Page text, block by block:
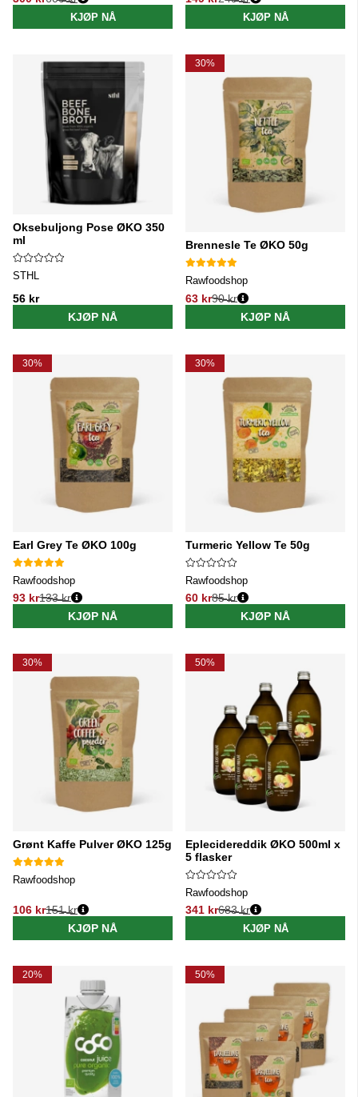
Vanlig pris:
KJØP NÅ
Vanlig pris:
KJØP NÅ
Oksebuljong Pose ØKO 350
ml
STHL
56 kr
KJØP NÅ
30%
Brennesle Te ØKO 50g
Rawfoodshop
63 kr
Vanlig pris:
90 kr
KJØP NÅ
30%
Earl Grey Te ØKO 100g
Rawfoodshop
93 kr
Vanlig pris:
133 kr
KJØP NÅ
30%
Turmeric Yellow Te 50g
Rawfoodshop
60 kr
Vanlig pris:
85 kr
KJØP NÅ
30%
Grønt Kaffe Pulver ØKO 125g
Rawfoodshop
106 kr
Vanlig pris:
151 kr
KJØP NÅ
50%
Eplecidereddik ØKO 500ml x
5 flasker
Rawfoodshop
341 kr
Vanlig pris:
683 kr
KJØP NÅ
20% 50%